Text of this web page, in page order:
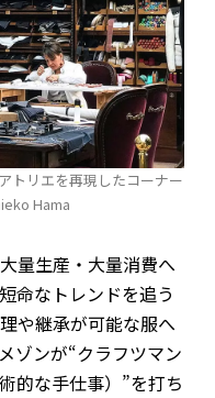
トリエを再現したコーナー
Hama
量生産・大量消費へ
命なトレンドを追う
や継承が可能な服へ
ゾンが“クラフツマン
的な手仕事）”を打ち